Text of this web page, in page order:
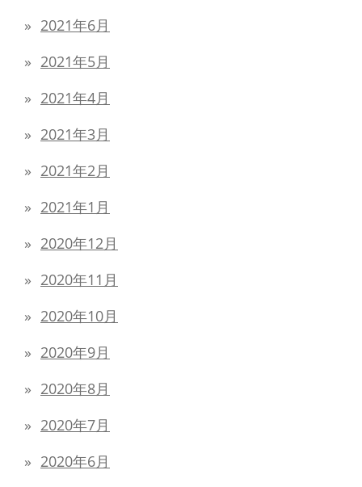
2021年6月
2021年5月
2021年4月
2021年3月
2021年2月
2021年1月
2020年12月
2020年11月
2020年10月
2020年9月
2020年8月
2020年7月
2020年6月